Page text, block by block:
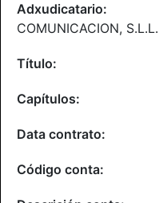
COMUNICACION, S.L.L.